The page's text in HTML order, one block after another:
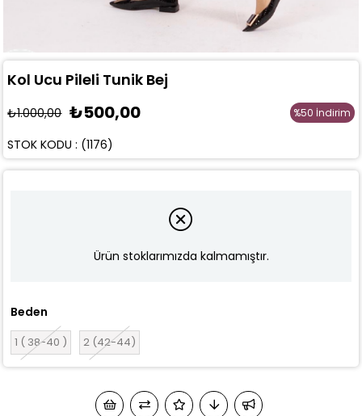
Kol Ucu Pileli Tunik Bej
₺1.000,00 ₺500,00 %50 İndirim
(1176)
STOK KODU
Ürün stoklarımızda kalmamıştır.
Beden
1 ( 38-40 ) 2 (42-44)